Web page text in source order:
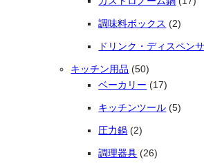
調味料ボックス 22個の
ドリンク・ディスペン
キッチン用品 5050個の商品
ベーカリー
1717個の商
キッチンツール 55個の
圧力鍋 22個の商品
調理器具 2626個の商品